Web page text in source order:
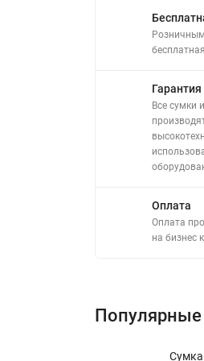
Все сумки
Оплата
Оплата
на бизнес